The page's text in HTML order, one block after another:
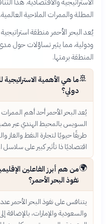
المطلة والممرات الملاحية العالمية.
يُعد البحر الأحمر منطقة
ودولية، مما يثير تساؤلات حول
المنطقة برمتها.
🚢ما هي الأهمية
دولي؟
يُعد البحر الأحمر أحد أهم
السويس بالمحيط الهندي عبر
طريقًا حيويًا لتجارة النفط والغاز
اقتصاديًا ذا تأثير كبير على سلاسل
🌍من هم أبرز الفاعلين
نفوذ البحر الأحمر؟
يتنافس على نفوذ البحر الأحمر
والسعودية والإمارات، بالإضافة